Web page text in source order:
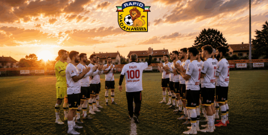
addio
dal
Suzzara